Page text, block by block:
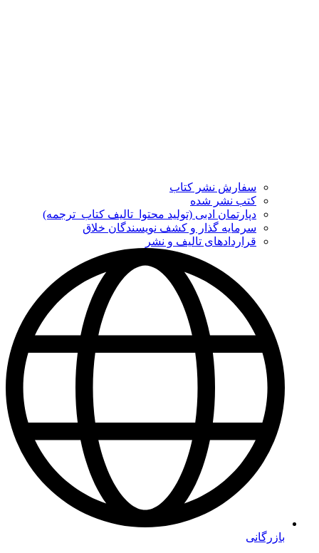
سفارش نشر کتاب
کتب نشر شده
دپارتمان ادبی (تولید محتوا_تالیف کتاب_ترجمه)
سرمایه گذار و کشف نویسندگان خلاق
قراردادهای تالیف و نشر
بازرگانی